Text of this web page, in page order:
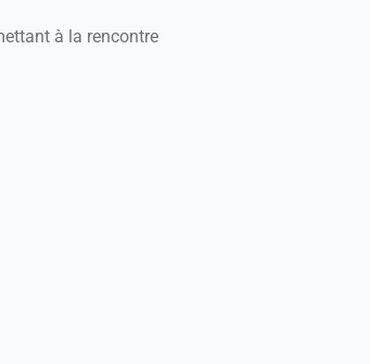
à la rencontre